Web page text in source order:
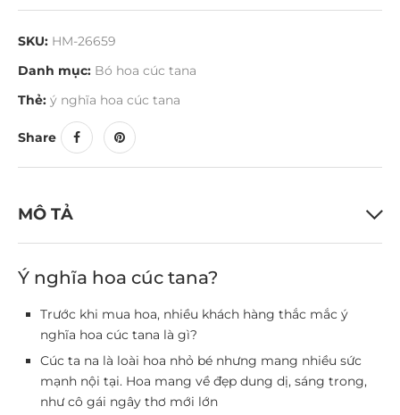
SKU: HM-26659
Danh mục: Bó hoa cúc tana
Thẻ: ý nghĩa hoa cúc tana
Share
MÔ TẢ
Ý nghĩa hoa cúc tana?
Trước khi mua hoa, nhiều khách hàng thắc mắc ý
nghĩa hoa cúc tana là gì?
Cúc ta na là loài hoa nhỏ bé nhưng mang nhiều sức
mạnh nội tại. Hoa mang về đẹp dung dị, sáng trong,
như cô gái ngây thơ mới lớn